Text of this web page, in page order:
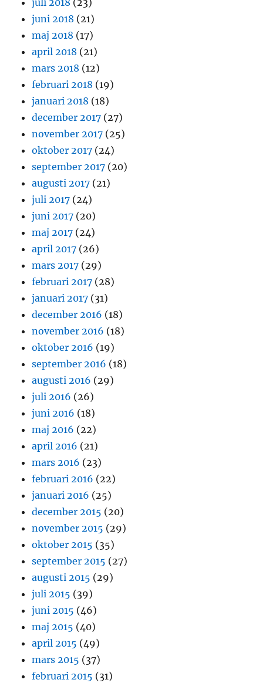
juli 2018 (23)
juni 2018 (21)
maj 2018 (17)
april 2018 (21)
mars 2018 (12)
februari 2018 (19)
januari 2018 (18)
december 2017 (27)
november 2017 (25)
oktober 2017 (24)
september 2017 (20)
augusti 2017 (21)
juli 2017 (24)
juni 2017 (20)
maj 2017 (24)
april 2017 (26)
mars 2017 (29)
februari 2017 (28)
januari 2017 (31)
december 2016 (18)
november 2016 (18)
oktober 2016 (19)
september 2016 (18)
augusti 2016 (29)
juli 2016 (26)
juni 2016 (18)
maj 2016 (22)
april 2016 (21)
mars 2016 (23)
februari 2016 (22)
januari 2016 (25)
december 2015 (20)
november 2015 (29)
oktober 2015 (35)
september 2015 (27)
augusti 2015 (29)
juli 2015 (39)
juni 2015 (46)
maj 2015 (40)
april 2015 (49)
mars 2015 (37)
februari 2015 (31)